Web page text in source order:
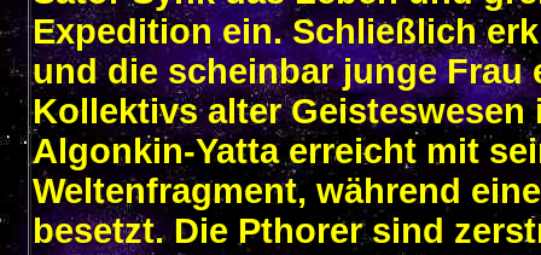
Expedition ein. Schließlich
und die scheinbar junge Frau
Kollektivs alter
Algonkin-Yatta erreicht mit
Weltenfragment, während
besetzt. Die Pthorer sind